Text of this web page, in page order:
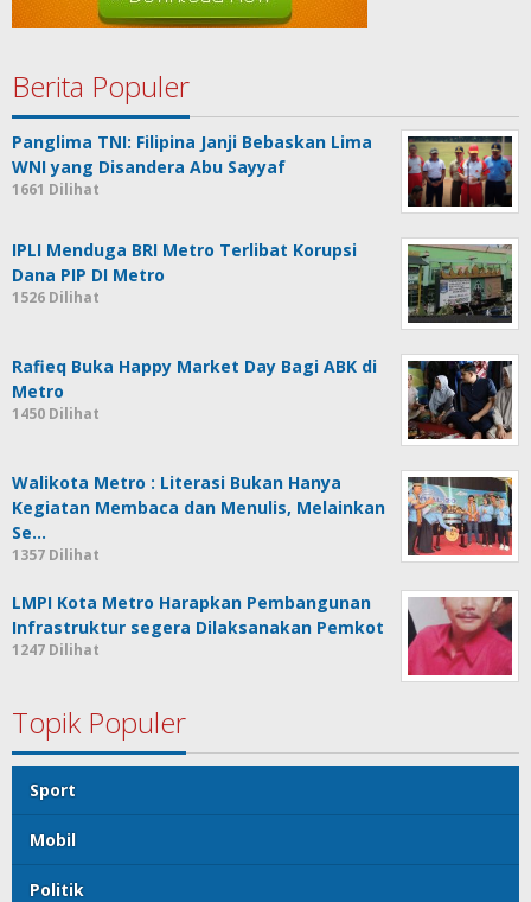
Berita Populer
Panglima TNI: Filipina Janji Bebaskan Lima
WNI yang Disandera Abu Sayyaf
1661 Dilihat
IPLI Menduga BRI Metro Terlibat Korupsi
Dana PIP DI Metro
1526 Dilihat
Rafieq Buka Happy Market Day Bagi ABK di
Metro
1450 Dilihat
Walikota Metro : Literasi Bukan Hanya
Kegiatan Membaca dan Menulis, Melainkan
Se…
1357 Dilihat
LMPI Kota Metro Harapkan Pembangunan
Infrastruktur segera Dilaksanakan Pemkot
1247 Dilihat
Topik Populer
Sport
Mobil
Politik